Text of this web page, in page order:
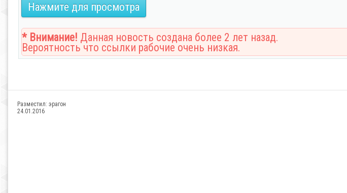
Нажмите для просмотра
* Внимание! Данная новость создана более 2 лет назад.
Вероятность что ссылки рабочие очень низкая.
Разместил: эрагон
24.01.2016